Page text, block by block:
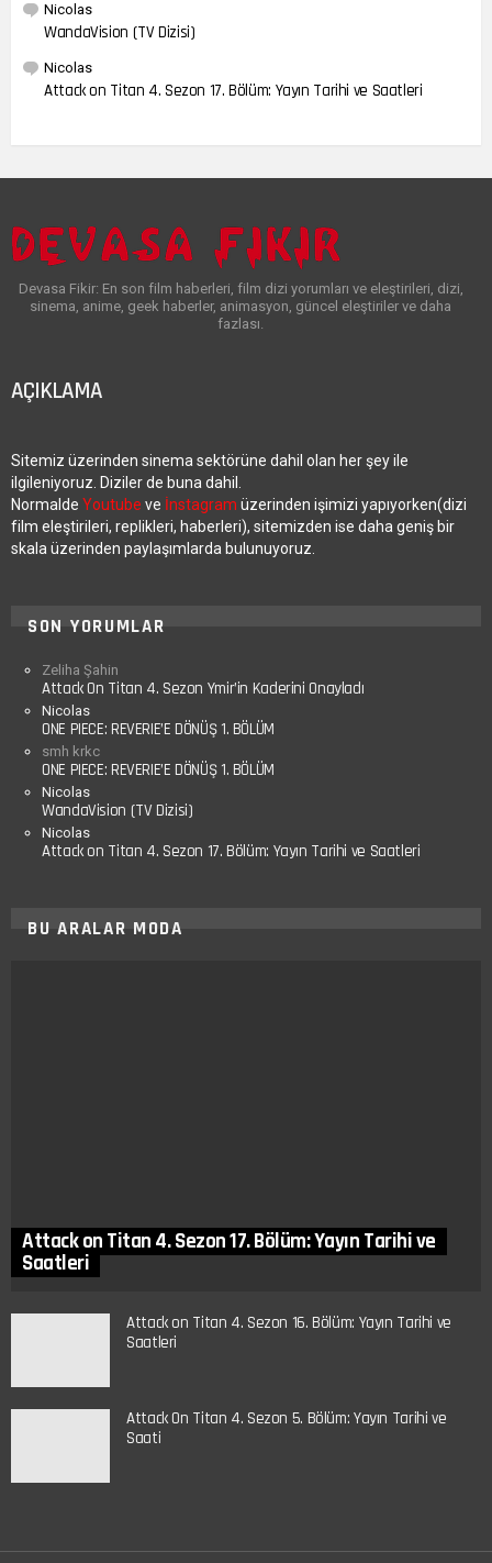
Nicolas
WandaVision (TV Dizisi)
Nicolas
Attack on Titan 4. Sezon 17. Bölüm: Yayın Tarihi ve Saatleri
Devasa Fikir: En son film haberleri, film dizi yorumları ve eleştirileri, dizi,
sinema, anime, geek haberler, animasyon, güncel eleştiriler ve daha
fazlası.
AÇIKLAMA
Sitemiz üzerinden sinema sektörüne dahil olan her şey ile
ilgileniyoruz. Diziler de buna dahil.
Normalde Youtube ve İnstagram üzerinden işimizi yapıyorken(dizi
film eleştirileri, replikleri, haberleri), sitemizden ise daha geniş bir
skala üzerinden paylaşımlarda bulunuyoruz.
SON YORUMLAR
Zeliha Şahin
Attack On Titan 4. Sezon Ymir’in Kaderini Onayladı
Nicolas
ONE PIECE: REVERIE’E DÖNÜŞ 1. BÖLÜM
smh krkc
ONE PIECE: REVERIE’E DÖNÜŞ 1. BÖLÜM
Nicolas
WandaVision (TV Dizisi)
Nicolas
Attack on Titan 4. Sezon 17. Bölüm: Yayın Tarihi ve Saatleri
BU ARALAR MODA
Attack on Titan 4. Sezon 17. Bölüm: Yayın Tarihi ve
Saatleri
Attack on Titan 4. Sezon 16. Bölüm: Yayın Tarihi ve
Saatleri
Attack On Titan 4. Sezon 5. Bölüm: Yayın Tarihi ve
Saati